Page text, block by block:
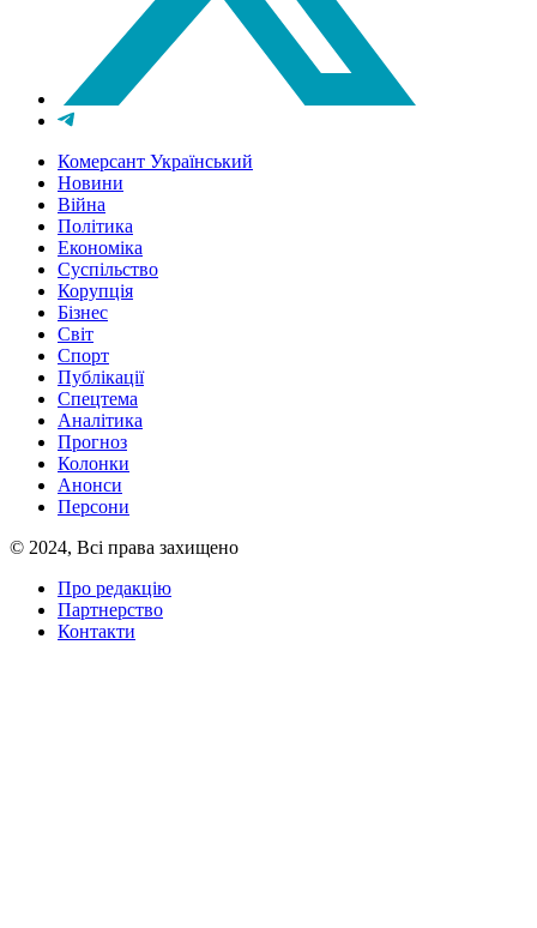
Комерсант Український
Новини
Війна
Політика
Економіка
Суспільство
Корупція
Бізнес
Світ
Спорт
Публікації
Спецтема
Аналітика
Прогноз
Колонки
Анонси
Персони
© 2024, Всі права захищено
Про редакцію
Партнерство
Контакти